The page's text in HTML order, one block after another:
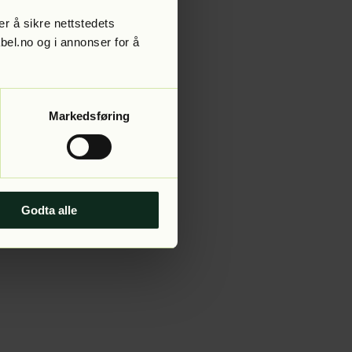
å sikre nettstedets
og i annonser for å
Markedsføring
Godta alle